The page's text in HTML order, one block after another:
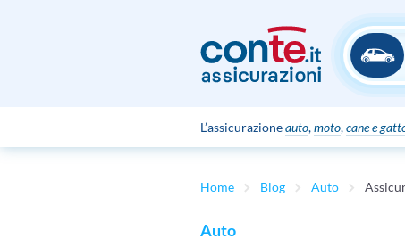
L’assicurazioneauto,moto,cane e
Home Blog Auto
Auto